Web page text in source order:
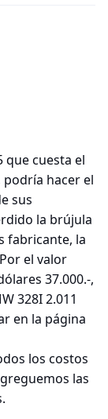
que cuesta el
hacer el
sus
la brújula
fabricante, la
el valor
37.000.-,
328I 2.011
en la página
los costos
las